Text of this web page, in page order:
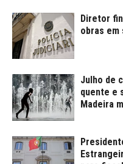
Diretor
obras em
Julho de
quente e
Madeira